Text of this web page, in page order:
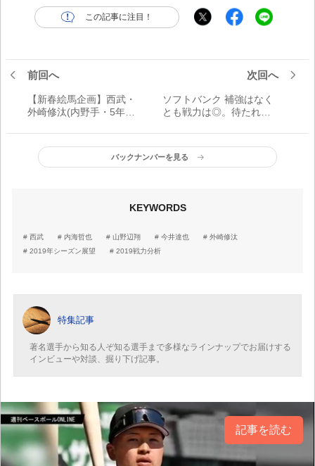
この記事に注目！
前回へ
【新春絵馬企画】西武・
外崎修汰(内野手・5年
次回へ
ソフトバンク 補強はなく
とも戦力は◎。待たれる
団“最速”戦力分析
バックナンバーを見る
KEYWORDS
西武 内海哲也 山野辺翔 今井達也
外崎修汰
2019年シーズン展望
2019戦力分析
特集記事
著名選手から知る人ぞ知る選手まで多様なラインナップでお届けする
インビューや対談、掘り下げ記事。
記事を読む